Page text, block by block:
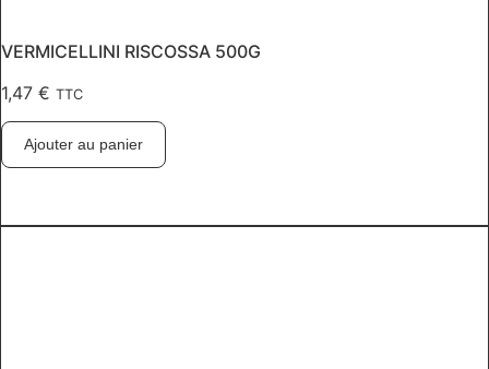
VERMICELLINI RISCOSSA 500G
1,47 € TTC
Ajouter au panier